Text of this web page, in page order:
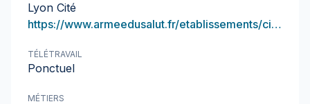
Lyon Cité
https://www.armeedusalut.fr/etablissements/citedelyon
TÉLÉTRAVAIL
Ponctuel
MÉTIERS